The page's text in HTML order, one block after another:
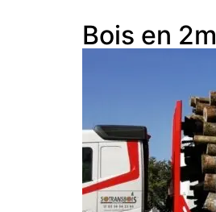
Bois en 2m